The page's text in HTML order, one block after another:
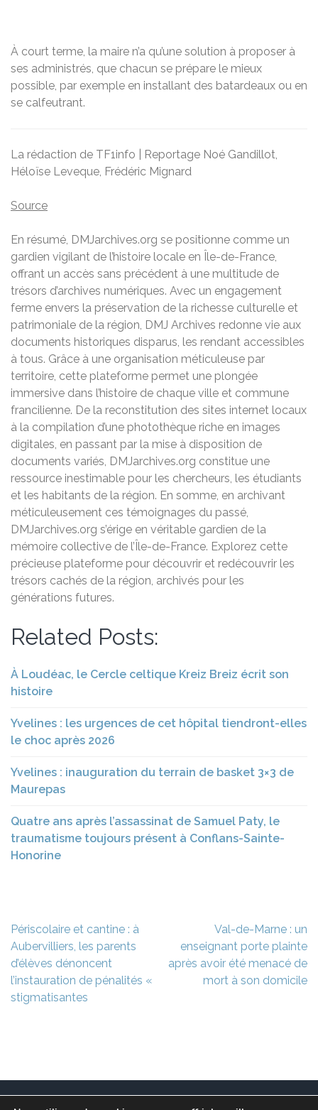
À court terme, la maire n’a qu’une solution à proposer à
ses administrés, que chacun se prépare le mieux
possible, par exemple en installant des batardeaux ou en
se calfeutrant.
La rédaction de TF1info | Reportage Noé Gandillot,
Héloïse Leveque, Frédéric Mignard
Source
En résumé, DMJarchives.org se positionne comme un
gardien vigilant de l’histoire locale en Île-de-France,
offrant un accès sans précédent à une multitude de
trésors d’archives numériques. Avec un engagement
ferme envers la préservation de la richesse culturelle et
patrimoniale de la région, DMJ Archives redonne vie aux
documents historiques disparus, les rendant accessibles
à tous. Grâce à une organisation méticuleuse par
territoire, cette plateforme permet une plongée
immersive dans l’histoire de chaque ville et commune
francilienne. De la reconstitution des sites internet locaux
à la compilation d’une photothèque riche en images
digitales, en passant par la mise à disposition de
documents variés, DMJarchives.org constitue une
ressource inestimable pour les chercheurs, les étudiants
et les habitants de la région. En somme, en archivant
méticuleusement ces témoignages du passé,
DMJarchives.org s’érige en véritable gardien de la
mémoire collective de l’Île-de-France. Explorez cette
précieuse plateforme pour découvrir et redécouvrir les
trésors cachés de la région, archivés pour les
générations futures.
Related Posts:
À Loudéac, le Cercle celtique Kreiz Breiz écrit son
histoire
Yvelines : les urgences de cet hôpital tiendront-elles
le choc après 2026
Yvelines : inauguration du terrain de basket 3×3 de
Maurepas
Quatre ans après l’assassinat de Samuel Paty, le
traumatisme toujours présent à Conflans-Sainte-
Honorine
Navigation
de
l’article
Périscolaire et cantine : à
Aubervilliers, les parents
d’élèves dénoncent
l’instauration de pénalités «
stigmatisantes
Val-de-Marne : un
enseignant porte plainte
après avoir été menacé de
mort à son domicile